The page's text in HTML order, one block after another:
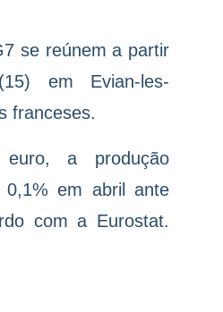
se reúnem a partir
em Evian-les-
franceses.
a produção
0,1% em abril ante
com a Eurostat.